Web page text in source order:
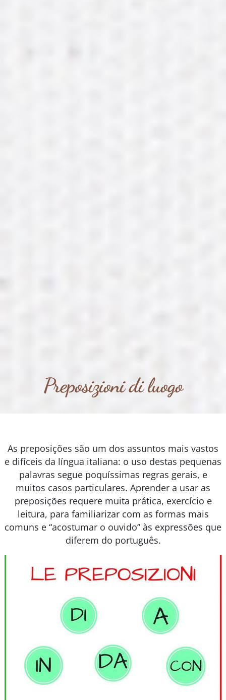
Preposizioni di luogo
As preposições são um dos assuntos mais vastos
e difíceis da língua italiana: o uso destas pequenas
palavras segue poquíssimas regras gerais, e
muitos casos particulares. Aprender a usar as
preposições requere muita prática, exercício e
leitura, para familiarizar com as formas mais
comuns e “acostumar o ouvido” às expressões que
diferem do português.